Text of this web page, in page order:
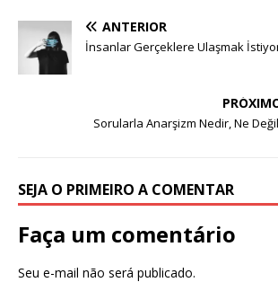
ANTERIOR
İnsanlar Gerçeklere Ulaşmak
Sorularla Anarşizm Nedir, Ne
SEJA O PRIMEIRO A COMENTAR
Faça um comentário
Seu e-mail não será publicado.